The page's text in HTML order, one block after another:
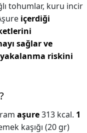
tohumlar, kuru incir
içerdiği
sağlar ve
riskini
aşure313 kcal. 1
kaşığı (20 gr)